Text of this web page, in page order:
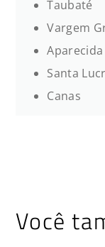
Taubaté
Vargem
Aparecida
Santa
Canas
Você